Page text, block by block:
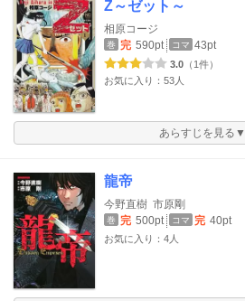
Z～ゼット～
相原コージ
巻 完 590pt コマ 43pt
3.0 （1件）
お気に入り：53人
あらすじを見る▼
龍帝
今野直樹 市原剛
巻 完 500pt コマ 完 40pt
お気に入り：4人